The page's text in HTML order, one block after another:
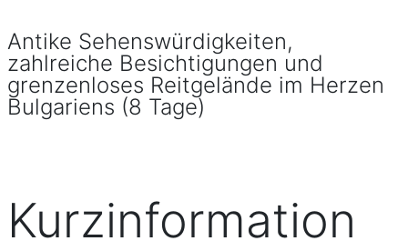
Antike Sehenswürdigkeiten,
zahlreiche Besichtigungen und
grenzenloses Reitgelände im Herzen
Bulgariens (8 Tage)
Kurzinformation